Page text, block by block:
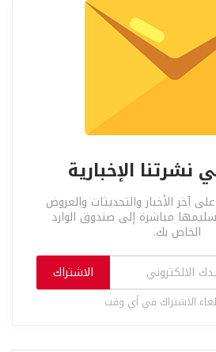
الإخبارية
آخر الأخبار والتحديثات والعروض
مباشرة إلى صندوق الوارد
الخاص بك.
الاشتراك
الاشتراك في أي وقت